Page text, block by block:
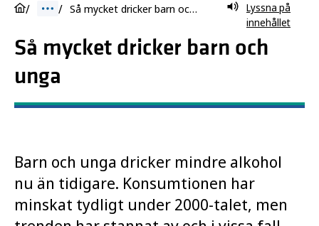
Så mycket dricker barn och unga
Lyssna på
innehållet
Så mycket dricker barn och
unga
Barn och unga dricker mindre alkohol
nu än tidigare. Konsumtionen har
minskat tydligt under 2000-talet, men